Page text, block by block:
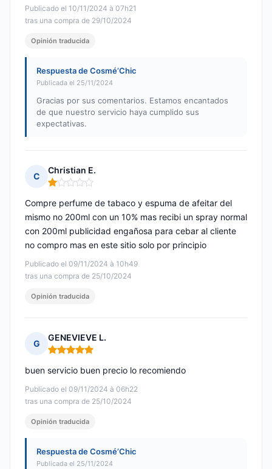
Publicado el 10/11/2024 à 07h21
tras una compra de 29/10/2024
Opinión traducida
Respuesta de Cosmé’Chic
Publicada el 25/11/2024
Gracias por sus comentarios. Estamos encantados
de que nuestro servicio haya cumplido sus
expectativas.
C
Christian E.
Nota: 1 de 5
Publicado el 09/11/2024 à 10h49
tras una compra de 25/10/2024
Compre perfume de tabaco y espuma de afeitar del
mismo no 200ml con un 10% mas recibi un spray normal
con 200ml publicidad engañosa para cebar al cliente
no compro mas en este sitio solo por principio
Opinión traducida
G
GENEVIEVE L.
Nota: 5 de 5
Publicado el 09/11/2024 à 06h22
tras una compra de 25/10/2024
buen servicio buen precio lo recomiendo
Opinión traducida
Respuesta de Cosmé’Chic
Publicada el 25/11/2024